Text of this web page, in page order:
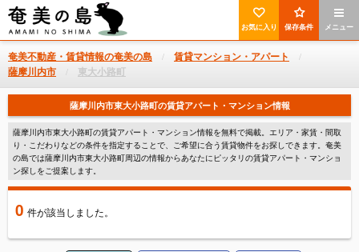
メニュー
保存条件
お気に入り
奄美不動産・賃貸情報の奄美の島
賃貸マンション・アパート
薩摩川内市
東大小路町
薩摩川内市東大小路町の賃貸アパート・マンション情報
薩摩川内市東大小路町の賃貸アパート・マンション情報を無料で掲載。エリア・家賃・間取
り・こだわりなどの条件を指定することで、ご希望に合う賃貸物件をお探しできます。奄美
の島では薩摩川内市東大小路町周辺の情報からあなたにピッタリの賃貸アパート・マンショ
ン探しをご提案します。
0 件が該当しました。